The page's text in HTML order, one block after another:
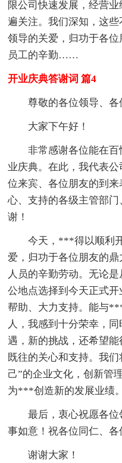
限公司快速发展，经营
遍关注。我们深知，这
领导的关爱，归功于各
员工的辛勤……
开业庆典答谢词 篇4
尊敬的各位领导、各
大家下午好！
非常感谢各位能在
业庆典。在此，我代表
位来宾、各位朋友的到
心、支持的各级主管部
谢！
今天，***得以顺利
爱，归功于各位朋友的
人员的辛勤劳动。无论
公地点选择到今天正式
帮助、大力支持。能与
人，我感到十分荣幸，
遇，新的挑战，还希望
既往的关心和支持。我
己”的企业文化，创新管
为***创造新的发展业绩。
最后，衷心祝愿各
事如意！祝各位同仁、各
谢谢大家！